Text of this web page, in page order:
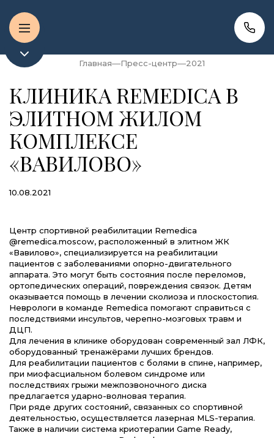
Главная Пресс-центр 2021
КЛИНИКА REMEDICA В
ЭЛИТНОМ ЖИЛОМ
КОМПЛЕКСЕ
«ВАВИЛОВО»
10.08.2021
Центр спортивной реабилитации Remedica
@remedica.moscow, расположенный в элитном ЖК
«Вавилово», специализируется на реабилитации
пациентов с заболеваниями опорно-двигательного
аппарата. Это могут быть состояния после переломов,
ортопедических операций, повреждения связок. Детям
оказывается помощь в лечении сколиоза и плоскостопия.
Неврологи в команде Remedica помогают справиться с
последствиями инсультов, черепно-мозговых травм и
ДЦП.
Для лечения в клинике оборудован современный зал ЛФК,
оборудованный тренажёрами лучших брендов.
Для реабилитации пациентов с болями в спине, например,
при миофасциальном болевом синдроме или
последствиях грыжи межпозвоночного диска
предлагается ударно-волновая терапия.
При ряде других состояний, связанных со спортивной
деятельностью, осуществляется лазерная MLS-терапия.
Также в наличии система криотерапии Game Ready,